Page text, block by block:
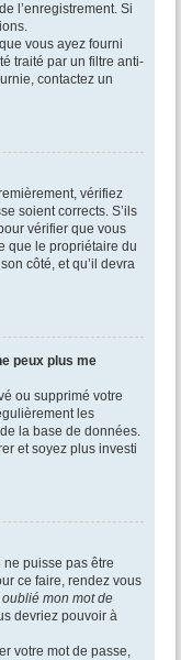
l’enregistrement. Si
vous ayez fourni
traité par un filtre anti-
contactez un
vérifiez
soient corrects. S’ils
vérifier que vous
que le propriétaire du
côté, et qu’il devra
peux plus me
ou supprimé votre
les
la base de données.
et soyez plus investi
puisse pas être
ce faire, rendez vous
oublié mon mot de
devriez pouvoir à
votre mot de passe,